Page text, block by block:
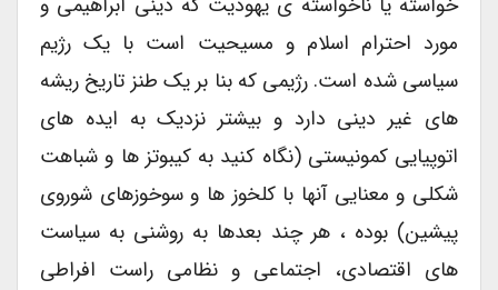
مورد احترام اسلام و مسیحیت است با یک رژیم
سیاسی شده است. رژیمی که بنا بر یک طنز تاریخ ریشه
های غیر دینی دارد و بیشتر نزدیک به ایده های
اتوپیایی کمونیستی (نگاه کنید به کیبوتز ها و شباهت
شکلی و معنایی آنها با کلخوز ها و سوخوزهای شوروی
پیشین) بوده ، هر چند بعدها به روشنی به سیاست
های اقتصادی، اجتماعی و نظامی راست افراطی